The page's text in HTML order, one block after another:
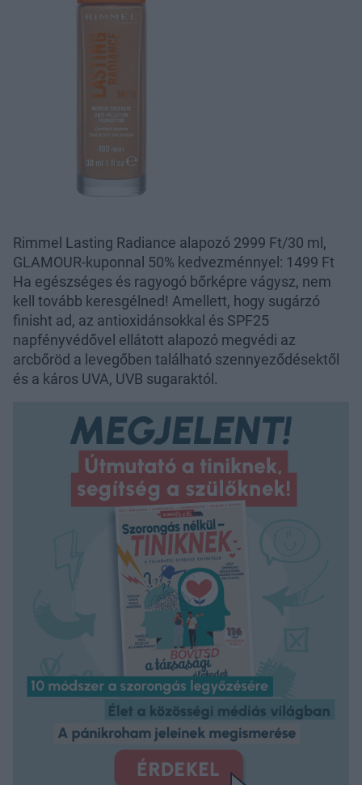
Rimmel Lasting Radiance alapozó 2999 Ft/30 ml,
GLAMOUR-kuponnal 50% kedvezménnyel: 1499 Ft
Ha egészséges és ragyogó bőrképre vágysz, nem
kell tovább keresgélned! Amellett, hogy sugárzó
finisht ad, az antioxidánsokkal és SPF25
napfényvédővel ellátott alapozó megvédi az
arcbőröd a levegőben található szennyeződésektől
és a káros UVA, UVB sugaraktól.